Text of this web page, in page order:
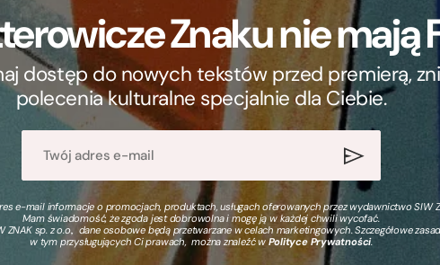
Znaku nie mają
dostęp do nowych tekstów przed premierą,
polecenia kulturalne specjalnie dla Ciebie.
e-mail informacje o promocjach, produktach, usługach oferowanych przez wydawnictwo SIW
Mam świadomość, że zgoda jest dobrowolna i mogę ją w każdej chwili wycofać.
sp. z o.o., dane osobowe będą przetwarzane w celach marketingowych. Szczegółowe
w tym przysługujących Ci prawach, można znaleźć wPolityce Prywatności.